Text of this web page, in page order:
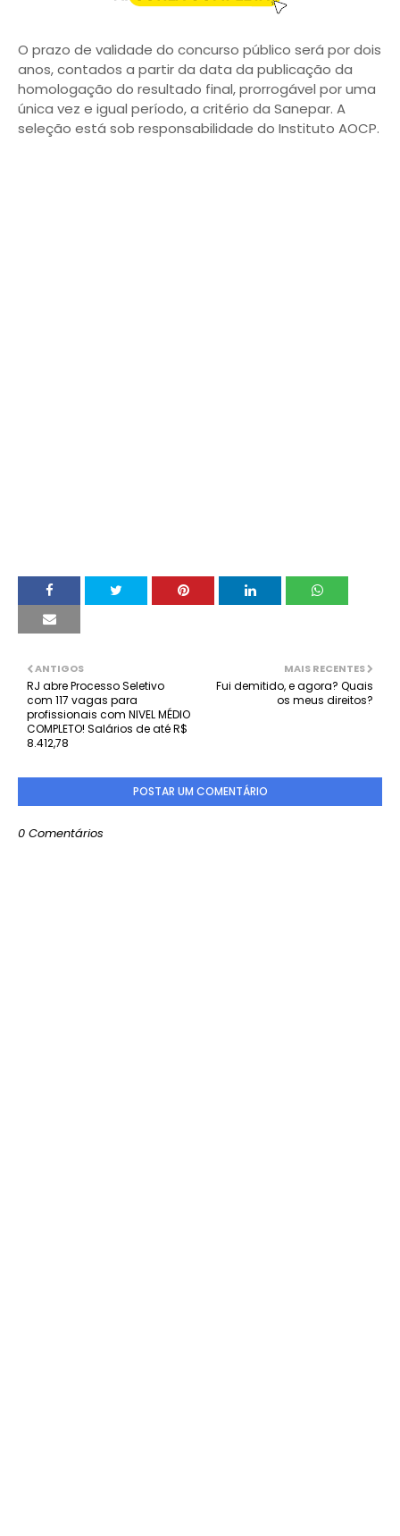
O prazo de validade do concurso público será por dois
anos, contados a partir da data da publicação da
homologação do resultado final, prorrogável por uma
única vez e igual período, a critério da Sanepar. A
seleção está sob responsabilidade do Instituto AOCP.
MAIS RECENTES
Fui demitido, e agora? Quais
os meus direitos?
ANTIGOS
RJ abre Processo Seletivo
com 117 vagas para
profissionais com NIVEL MÉDIO
COMPLETO! Salários de até R$
8.412,78
POSTAR UM COMENTÁRIO
0 Comentários